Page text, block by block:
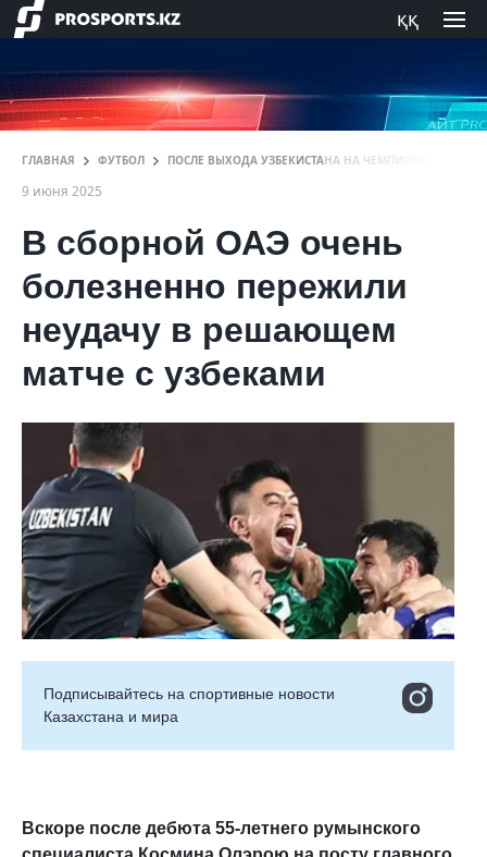
ққ
ГЛАВНАЯ ФУТБОЛ ПОСЛЕ ВЫХОДА УЗБЕКИСТАНА НА ЧЕМПИОНАТ МИРА
9 июня 2025
В сборной ОАЭ очень
болезненно пережили
неудачу в решающем
матче с узбеками
Подписывайтесь на cпортивные новости
Казахстана и мира
Вскоре после дебюта 55-летнего румынского